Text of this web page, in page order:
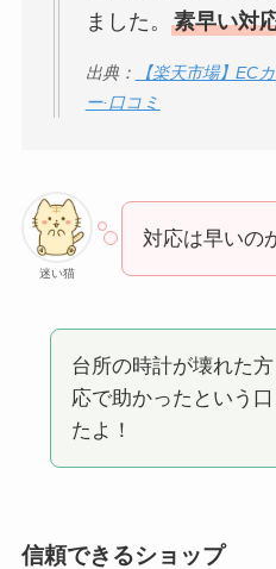
ました。 素早い対
出典：
【楽天市場】EC
ー·口コミ
迷い猫
対応は早いの
台所の時計が壊れた
応で助かったという
たよ！
信頼できるショップ